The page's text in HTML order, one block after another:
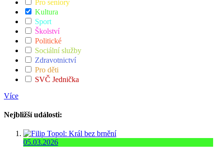
Pro seniory
Kultura
Sport
Školství
Politické
Sociální služby
Zdravotnictví
Pro děti
SVČ Jednička
Více
Nejbližší události:
05.03.2026